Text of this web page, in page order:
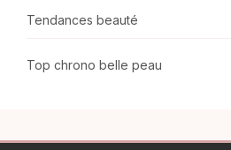
Tendances beauté
Top chrono belle peau